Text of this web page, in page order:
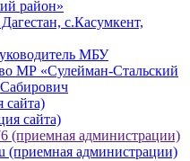
район»
с.Касумкент,
МБУ
МР «Сулейман-Стальский
сайта)
сайта)
(приемная администрации)
(приемная администрации)